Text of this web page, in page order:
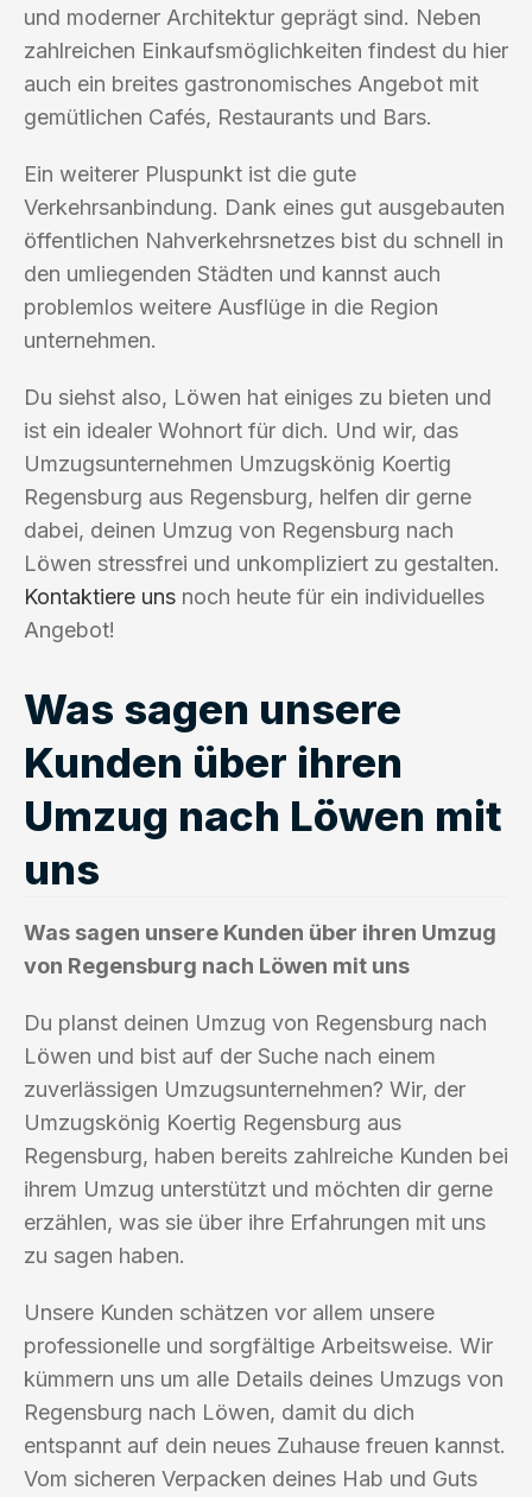
und moderner Architektur geprägt sind. Neben
zahlreichen Einkaufsmöglichkeiten findest du hier
auch ein breites gastronomisches Angebot mit
gemütlichen Cafés, Restaurants und Bars.
Ein weiterer Pluspunkt ist die gute
Verkehrsanbindung. Dank eines gut ausgebauten
öffentlichen Nahverkehrsnetzes bist du schnell in
den umliegenden Städten und kannst auch
problemlos weitere Ausflüge in die Region
unternehmen.
Du siehst also, Löwen hat einiges zu bieten und
ist ein idealer Wohnort für dich. Und wir, das
Umzugsunternehmen Umzugskönig Koertig
Regensburg aus Regensburg, helfen dir gerne
dabei, deinen Umzug von Regensburg nach
Löwen stressfrei und unkompliziert zu gestalten.
Kontaktiere uns noch heute für ein individuelles
Angebot!
Was sagen unsere
Kunden über ihren
Umzug nach Löwen mit
uns
Was sagen unsere Kunden über ihren Umzug
von Regensburg nach Löwen mit uns
Du planst deinen Umzug von Regensburg nach
Löwen und bist auf der Suche nach einem
zuverlässigen Umzugsunternehmen? Wir, der
Umzugskönig Koertig Regensburg aus
Regensburg, haben bereits zahlreiche Kunden bei
ihrem Umzug unterstützt und möchten dir gerne
erzählen, was sie über ihre Erfahrungen mit uns
zu sagen haben.
Unsere Kunden schätzen vor allem unsere
professionelle und sorgfältige Arbeitsweise. Wir
kümmern uns um alle Details deines Umzugs von
Regensburg nach Löwen, damit du dich
entspannt auf dein neues Zuhause freuen kannst.
Vom sicheren Verpacken deines Hab und Guts